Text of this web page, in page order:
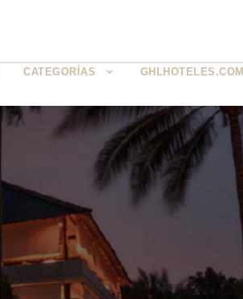
CATEGORÍAS GHLHOTELES.COM